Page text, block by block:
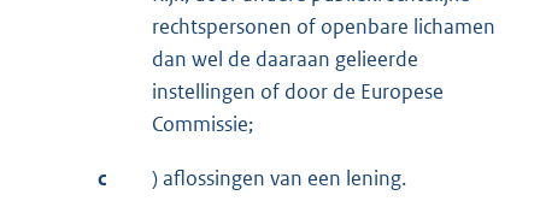
rechtspersonen of openbare lichamen
dan wel de daaraan gelieerde
instellingen of door de Europese
Commissie;
c ) aflossingen van een lening.